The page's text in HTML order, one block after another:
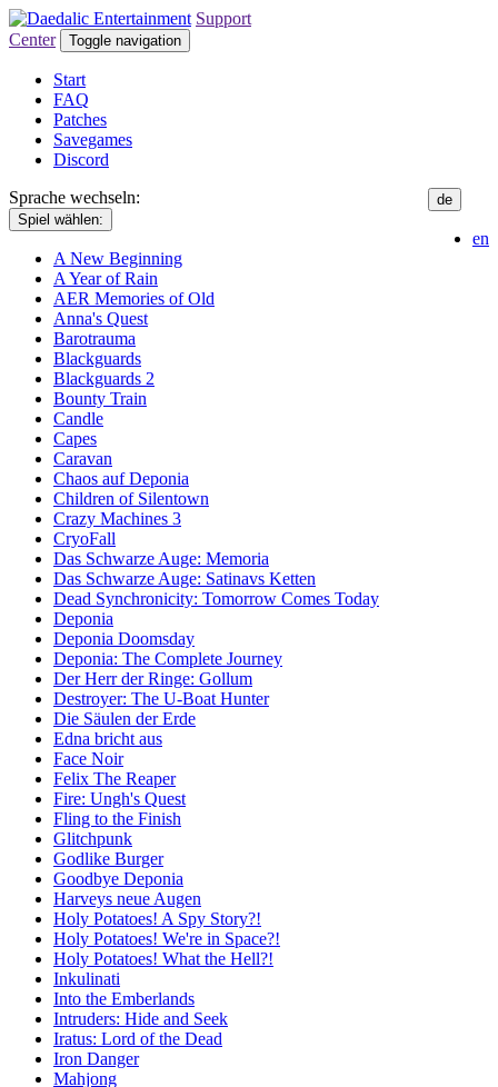
Support
Center
Toggle navigation
Start
FAQ
Patches
Savegames
Discord
Sprache wechseln:
de
en
Spiel wählen:
A New Beginning
A Year of Rain
AER Memories of Old
Anna's Quest
Barotrauma
Blackguards
Blackguards 2
Bounty Train
Candle
Capes
Caravan
Chaos auf Deponia
Children of Silentown
Crazy Machines 3
CryoFall
Das Schwarze Auge: Memoria
Das Schwarze Auge: Satinavs Ketten
Dead Synchronicity: Tomorrow Comes Today
Deponia
Deponia Doomsday
Deponia: The Complete Journey
Der Herr der Ringe: Gollum
Destroyer: The U-Boat Hunter
Die Säulen der Erde
Edna bricht aus
Face Noir
Felix The Reaper
Fire: Ungh's Quest
Fling to the Finish
Glitchpunk
Godlike Burger
Goodbye Deponia
Harveys neue Augen
Holy Potatoes! A Spy Story?!
Holy Potatoes! We're in Space?!
Holy Potatoes! What the Hell?!
Inkulinati
Into the Emberlands
Intruders: Hide and Seek
Iratus: Lord of the Dead
Iron Danger
Mahjong